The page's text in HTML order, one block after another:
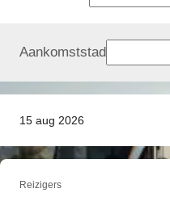
15 aug 2026
Aankomststad
Reizigers